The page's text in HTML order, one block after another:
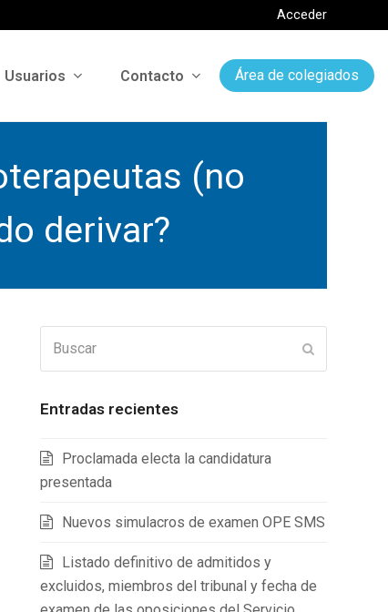
Acceder
Usuarios Contacto Área de colegiados
(no
derivar?
Entradas recientes
Proclamada electa la candidatura
presentada
Nuevos simulacros de examen OPE SMS
Listado definitivo de admitidos y
excluidos, miembros del tribunal y fecha de